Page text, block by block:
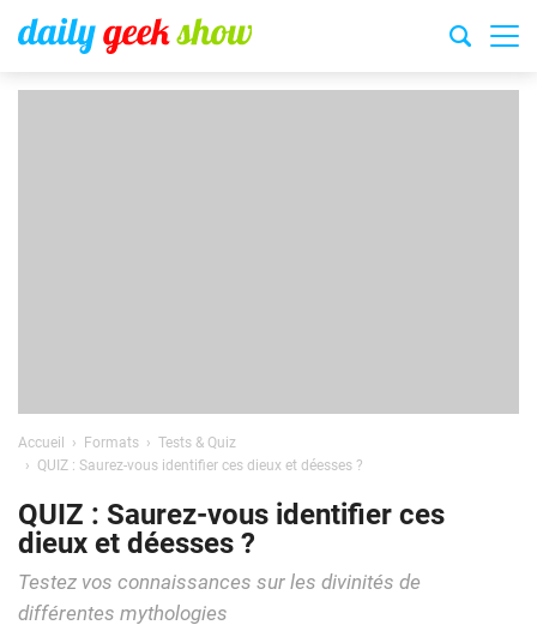
Accueil Formats
Tests & Quiz
QUIZ : Saurez-vous identifier ces dieux et déesses ?
QUIZ : Saurez-vous identifier ces
dieux et déesses ?
Testez vos connaissances sur les divinités de
différentes mythologies